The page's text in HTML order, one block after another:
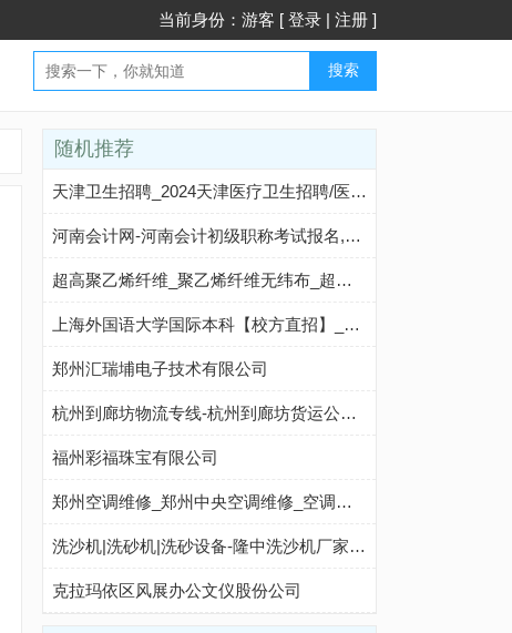
当前身份：游客 [ 登录 | 注册 ]
搜索
随机推荐
天津卫生招聘_2024天津医疗卫生招聘/医院招聘_天津中公医疗卫生网
河南会计网-河南会计初级职称考试报名,河南注册会计师报名条件,河南中级会计师考试试题,河南初级会计打印准考证入口官网,河南初级会计查成绩入口
超高聚乙烯纤维_聚乙烯纤维无纬布_超高聚乙烯短纤维 - 【广州三物科技有限公司】
上海外国语大学国际本科【校方直招】_上海外国语大学2+2国际本科_上海外国语大学2+2出国留学班——上海外国语大学国际班招生报名处
郑州汇瑞埔电子技术有限公司
杭州到廊坊物流专线-杭州到廊坊货运公司-诚速达物流
福州彩福珠宝有限公司
郑州空调维修_郑州中央空调维修_空调清洗维保-郑州大晟机电设备安装工程有限公司
洗沙机|洗砂机|洗砂设备-隆中洗沙机厂家-洛阳隆中重工
克拉玛依区风展办公文仪股份公司